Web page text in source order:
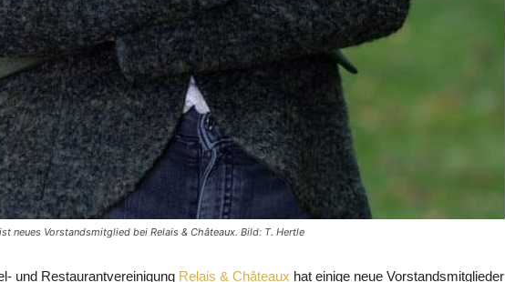
neues Vorstandsmitglied bei Relais & Châteaux. Bild: T. Hertle
und Restaurantvereinigung Relais & Châteaux hat einige neue Vorstandsmitglieder